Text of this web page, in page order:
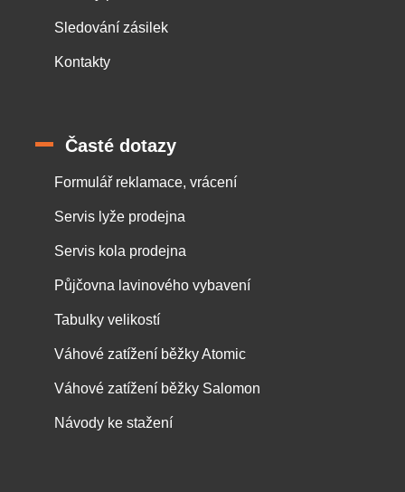
Sledování zásilek
Kontakty
Časté dotazy
Formulář reklamace, vrácení
Servis lyže prodejna
Servis kola prodejna
Půjčovna lavinového vybavení
Tabulky velikostí
Váhové zatížení běžky Atomic
Váhové zatížení běžky Salomon
Návody ke stažení